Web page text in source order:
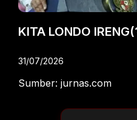
KITA LONDO
31/07/2026
Sumber: jurnas.com